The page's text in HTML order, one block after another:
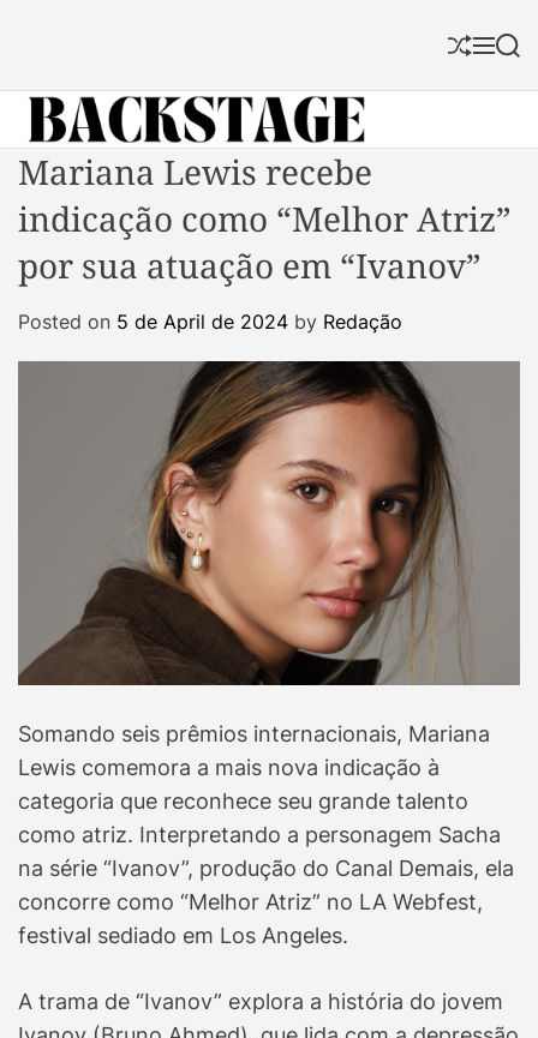
S
f
M S
c
B
a
c
s
t
Mariana Lewis recebe
indicação como “Melhor Atriz”
por sua atuação em “Ivanov”
Posted on 5 de April de 2024 by Redação
Somando seis prêmios internacionais, Mariana
Lewis comemora a mais nova indicação à
categoria que reconhece seu grande talento
como atriz. Interpretando a personagem Sacha
na série “Ivanov”, produção do Canal Demais, ela
concorre como “Melhor Atriz” no LA Webfest,
festival sediado em Los Angeles.
A trama de “Ivanov” explora a história do jovem